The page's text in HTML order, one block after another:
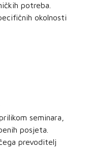
potreba.
okolnosti
seminara,
posjeta.
prevoditelj